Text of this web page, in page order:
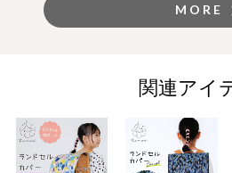
MORE
関連アイ